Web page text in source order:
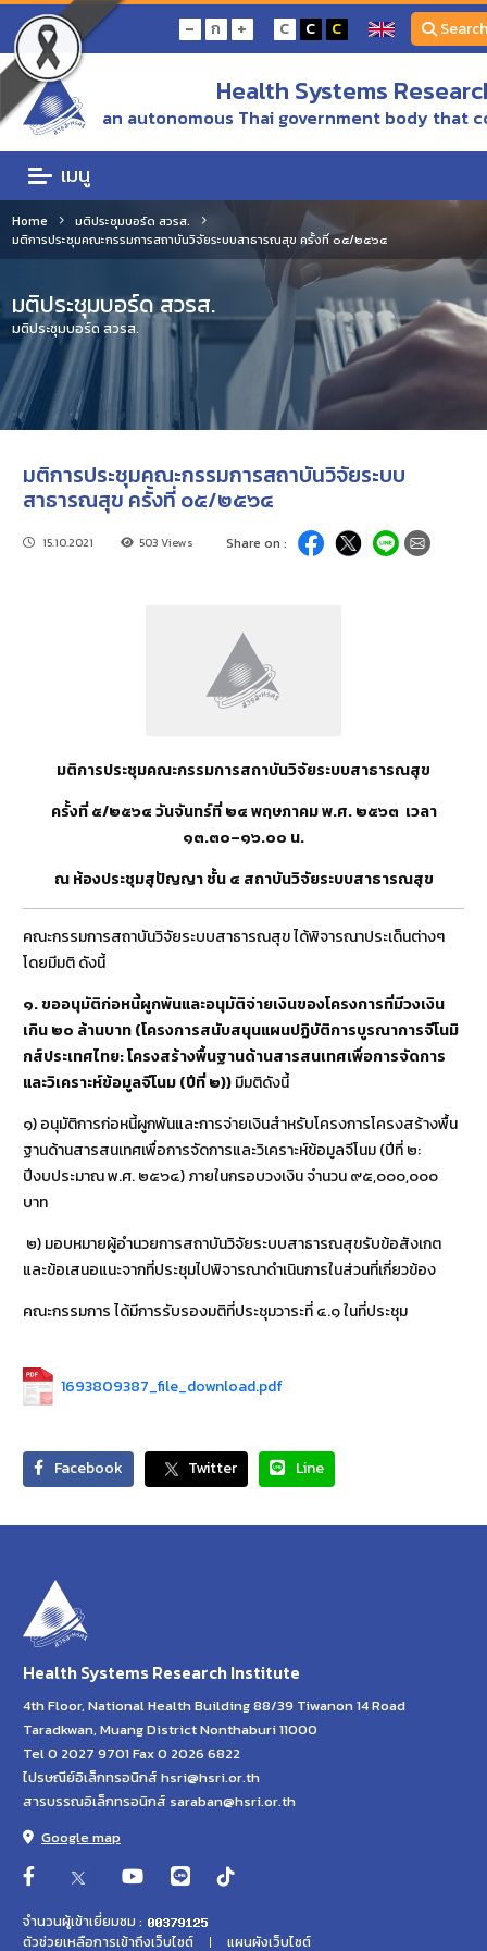
- ก + C C C Search
Health Systems
an autonomous Thai government body that
เมนู
Home
มติประชุมบอร์ด สวรส.
มติการประชุมคณะกรรมการสถาบันวิจัยระบบสาธารณสุข ครั้งที่ ๐๕/๒๕๖๔
มติประชุมบอร์ด สวรส.
มติประชุมบอร์ด สวรส.
มติการประชุมคณะกรรมการสถาบันวิจัยระบบ
สาธารณสุข ครั้งที่ ๐๕/๒๕๖๔
15.10.2021 503 Views Share on :
มติการประชุมคณะกรรมการสถาบันวิจัยระบบสาธารณสุข
ครั้งที่ ๕/๒๕๖๔ วันจันทร์ที่ ๒๔ พฤษภาคม พ.ศ. ๒๕๖๓ เวลา
๑๓.๓๐–๑๖.๐๐ น.
ณ ห้องประชุมสุปัญญา ชั้น ๔ สถาบันวิจัยระบบสาธารณสุข
คณะกรรมการสถาบันวิจัยระบบสาธารณสุข ได้พิจารณาประเด็นต่างๆ
โดยมีมติ ดังนี้
๑.ขออนุมัติก่อหนี้ผูกพันและอนุมัติจ่ายเงินของโครงการที่มีวงเงิน
เกิน ๒๐ ล้านบาท (โครงการสนับสนุนแผนปฏิบัติการบูรณาการจีโนมิ
กส์ประเทศไทย: โครงสร้างพื้นฐานด้านสารสนเทศเพื่อการจัดการ
และวิเคราะห์ข้อมูลจีโนม (ปีที่ ๒))มีมติดังนี้
๑) อนุมัติการก่อหนี้ผูกพันและการจ่ายเงินสำหรับโครงการโครงสร้างพื้น
ฐานด้านสารสนเทศเพื่อการจัดการและวิเคราะห์ข้อมูลจีโนม (ปีที่ ๒:
ปีงบประมาณ พ.ศ. ๒๕๖๔) ภายในกรอบวงเงิน จำนวน ๙๕,๐๐๐,๐๐๐
บาท
๒) มอบหมายผู้อำนวยการสถาบันวิจัยระบบสาธารณสุขรับข้อสังเกต
และข้อเสนอแนะจากที่ประชุมไปพิจารณาดำเนินการในส่วนที่เกี่ยวข้อง
คณะกรรมการ ได้มีการรับรองมติที่ประชุมวาระที่ ๔.๑ ในที่ประชุม
1693809387_file_download.pdf
Facebook Twitter Line
Health Systems Research Institute
4th Floor, National Health Building 88/39 Tiwanon 14 Road
Taradkwan, Muang District Nonthaburi 11000
Tel 0 2027 9701 Fax 0 2026 6822
ไปรษณีย์อิเล็กทรอนิกส์ hsri@hsri.or.th
สารบรรณอิเล็กทรอนิกส์ saraban@hsri.or.th
Google map
จำนวนผู้เข้าเยี่ยมชม :
ตัวช่วยเหลือการเข้าถึงเว็บไซต์
แผนผังเว็บไซต์